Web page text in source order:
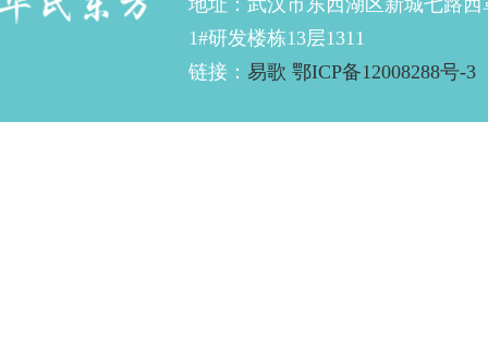
地址：武汉市东西湖区新城七路
1#研发楼栋13层1311
链接： 易歌 鄂ICP备12008288号-3